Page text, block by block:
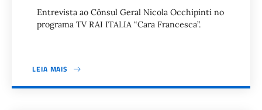
Entrevista ao Cônsul Geral Nicola Occhipinti no
programa TV RAI ITALIA “Cara Francesca”.
LEIA MAIS